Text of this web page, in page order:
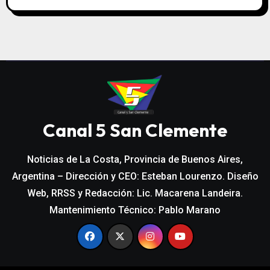
Canal 5 San Clemente
Noticias de La Costa, Provincia de Buenos Aires,
Argentina – Dirección y CEO: Esteban Lourenzo. Diseño
Web, RRSS y Redacción: Lic. Macarena Landeira.
Mantenimiento Técnico: Pablo Marano